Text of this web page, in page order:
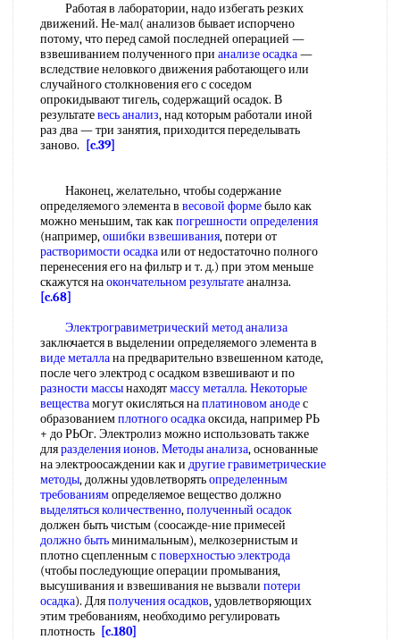
Работая в лаборатории, надо избегать резких
движений. Не-мал( анализов бывает испорчено
потому, что перед самой последней операцией —
взвешиванием полученного при анализе осадка—
вследствие неловкого движения работающего или
случайного столкновения его с соседом
опрокидывают тигель, содержащий осадок. В
результатевесь анализ, над которым работали иной
раз два — три занятия, приходится переделывать
заново.
[c.39]
Наконец, желательно, чтобы содержание
определяемого элемента в весовой формебыло как
можно меньшим, так какпогрешности определения
(например,ошибки взвешивания, потери от
растворимости осадкаили от недостаточно полного
перенесения его на фильтр и т. д.) при этом меньше
скажутся наокончательном результатеаналнза.
[c.68]
Электрогравиметрический метод анализа
заключается в выделении определяемого элемента в
виде металлана предварительно взвешенном катоде,
после чего электрод с осадком взвешивают и по
разности массынаходятмассу металла. Некоторые
веществамогут окисляться наплатиновом анодес
образованиемплотного осадкаоксида, например РЬ
+ до РЬОг. Электролиз можно использовать также
дляразделения ионов. Методы анализа, основанные
на электроосаждении как и другие гравиметрические
методы, должны удовлетворятьопределенным
требованиямопределяемое вещество должно
выделяться количественно,полученный осадок
должен быть чистым (соосажде-ние примесей
должно бытьминимальным), мелкозернистым и
плотно сцепленным споверхностью электрода
(чтобы последующие операции промывания,
высушивания и взвешивания не вызвали потери
осадка). Дляполучения осадков, удовлетворяющих
этим требованиям, необходимо регулировать
плотность [c.180]